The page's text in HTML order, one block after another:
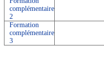
complémentaire
2
Formation
complémentaire
3